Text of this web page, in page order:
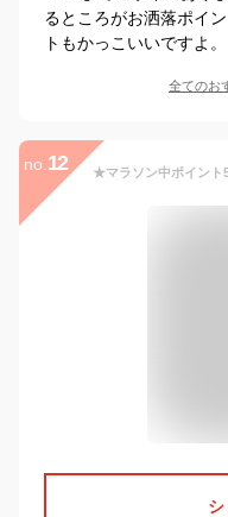
るところがお洒落ポイ
トもかっこいいですよ。
全てのお
no. 12